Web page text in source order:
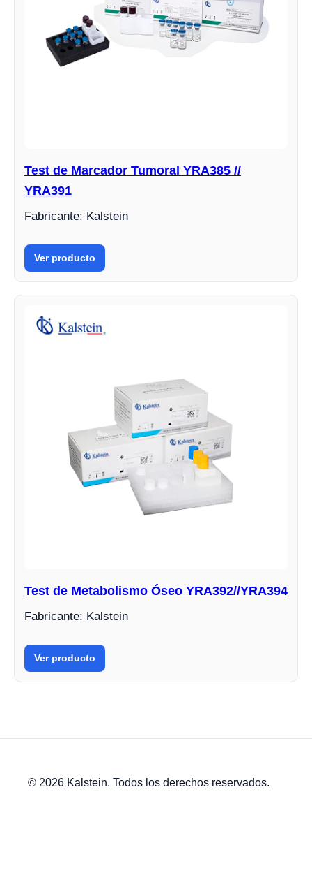
Test de Marcador Tumoral YRA385 //
YRA391
Fabricante: Kalstein
Ver producto
Test de Metabolismo Óseo YRA392//YRA394
Fabricante: Kalstein
Ver producto
© 2026 Kalstein. Todos los derechos reservados.